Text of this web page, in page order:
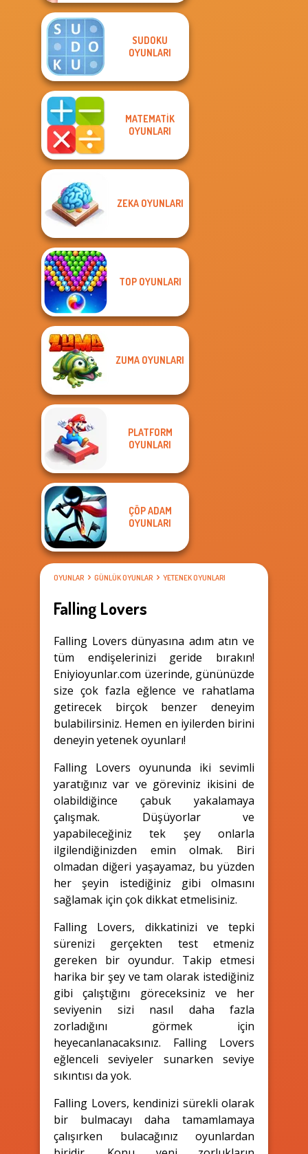
SUDOKU
OYUNLARI
MATEMATIK
OYUNLARI
ZEKA OYUNLARI
TOP OYUNLARI
ZUMA OYUNLARI
PLATFORM
OYUNLARI
ÇÖP ADAM
OYUNLARI
OYUNLAR GÜNLÜK OYUNLAR YETENEK OYUNLARI
Falling Lovers
Falling Lovers dünyasına adım atın ve
tüm endişelerinizi geride bırakın!
Eniyioyunlar.com üzerinde, gününüzde
size çok fazla eğlence ve rahatlama
getirecek birçok benzer deneyim
bulabilirsiniz. Hemen en iyilerden birini
deneyin yetenek oyunları!
Falling Lovers oyununda iki sevimli
yaratığınız var ve göreviniz ikisini de
olabildiğince çabuk yakalamaya
çalışmak. Düşüyorlar ve
yapabileceğiniz tek şey onlarla
ilgilendiğinizden emin olmak. Biri
olmadan diğeri yaşayamaz, bu yüzden
her şeyin istediğiniz gibi olmasını
sağlamak için çok dikkat etmelisiniz.
Falling Lovers, dikkatinizi ve tepki
sürenizi gerçekten test etmeniz
gereken bir oyundur. Takip etmesi
harika bir şey ve tam olarak istediğiniz
gibi çalıştığını göreceksiniz ve her
seviyenin sizi nasıl daha fazla
zorladığını görmek için
heyecanlanacaksınız. Falling Lovers
eğlenceli seviyeler sunarken seviye
sıkıntısı da yok.
Falling Lovers, kendinizi sürekli olarak
bir bulmacayı daha tamamlamaya
çalışırken bulacağınız oyunlardan